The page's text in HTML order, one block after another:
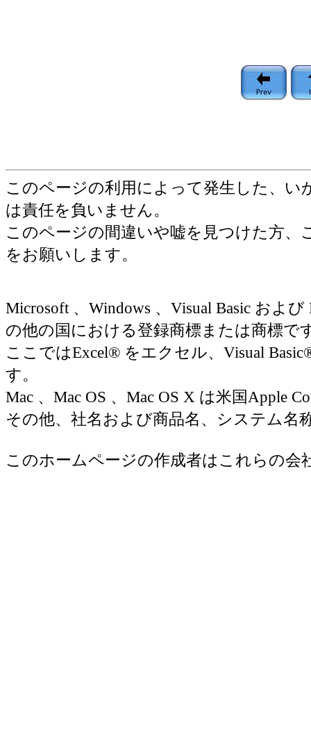
このページの利用によって発生した、
は責任を負いません。
このページの間違いや嘘を見つけた方
をお願いします。
Microsoft 、Windows 、Visual Basic およ
の他の国における登録商標または商標で
ここではExcel® をエクセル、Visual
す。
Mac 、Mac OS 、Mac OS X は米国Apple
その他、社名および商品名、システム名
このホームページの作成者はこれらの